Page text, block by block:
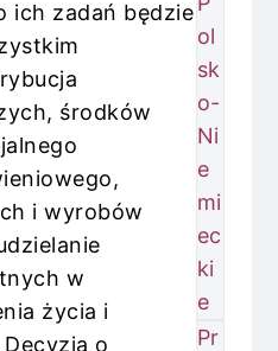
ich zadań będzie
środków
i wyrobów
w
życia i
o
ol
sk
o-
Ni
e
mi
ec
ki
e
Pr